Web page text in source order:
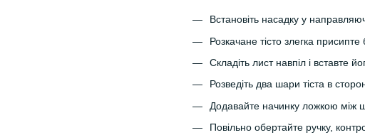
Встановіть насадку у
Розкачане тісто злегка
Складіть лист навпіл і вставте
Розведіть два шари тіста в
Додавайте начинку ложкою між
Повільно обертайте ручку,